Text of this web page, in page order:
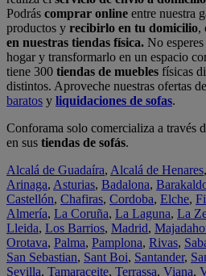
Podrás comprar online entre nuestra
productos y recibirlo en tu domicilio,
en nuestras tiendas física. No
hogar y transformarlo en un espacio
tiene 300 tiendas de muebles físicas
distintos. Aproveche nuestras ofertas de
baratos y liquidaciones de sofas.
Conforama solo comercializa a través
en sus tiendas de sofás.
Alcalá de Guadaíra, Alcalá de Henares,
Arinaga, Asturias, Badalona,
Castellón, Chafiras, Cordoba, Elche,
Almería, La Coruña, La Laguna, La
Lleida, Los Barrios, Madrid,
Orotava, Palma, Pamplona, Rivas,
San Sebastian, Sant Boi, Santander,
Sevilla, Tamaraceite, Terrassa, Viana,